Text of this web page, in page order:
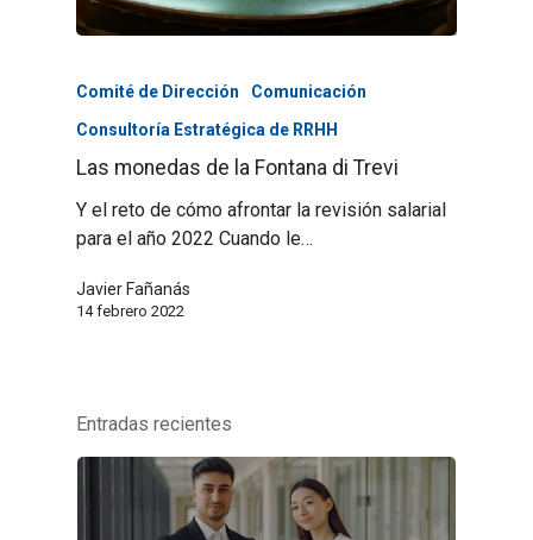
Comité de Dirección
Comunicación
Consultoría Estratégica de RRHH
Las monedas de la Fontana di Trevi
Y el reto de cómo afrontar la revisión salarial
para el año 2022 Cuando le…
Javier Fañanás
14 febrero 2022
Entradas recientes